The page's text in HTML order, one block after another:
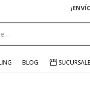
ENVÍO GRATIS
BLOG